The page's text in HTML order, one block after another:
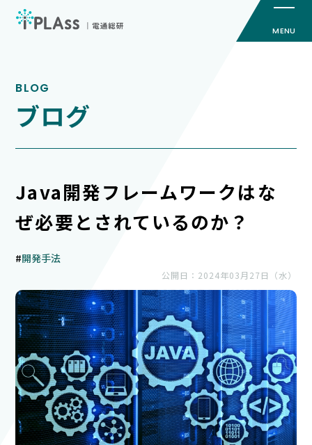
iPLAssとは
機能
価格
導入事例
サービス
お知らせ
この会社について
お問い合わせ
ブログ
Java開発フレームワークはな
ぜ必要とされているのか？
#開発手法
公開日：2024年03月27日（水）